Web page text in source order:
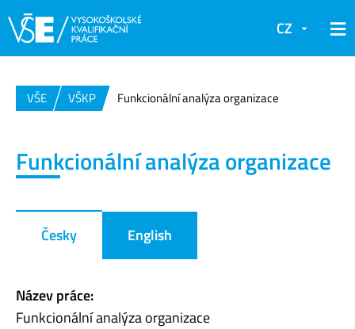
CZ
VŠE VŠKP Funkcionální analýza organizace
Funkcionální analýza organizace
Česky English
Název práce:
Funkcionální analýza organizace